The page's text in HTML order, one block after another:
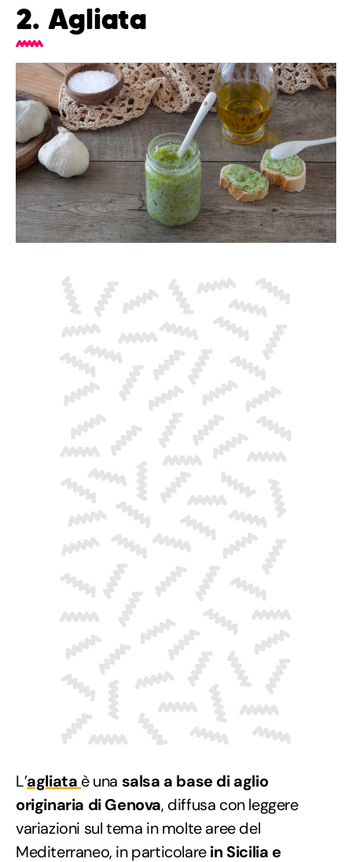
2. Agliata
L’agliata è una salsa a base di aglio
originaria di Genova, diffusa con leggere
variazioni sul tema in molte aree del
Mediterraneo, in particolarein Sicilia e